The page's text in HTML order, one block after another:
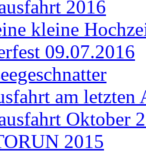
2016
kleine
09.07.2016
am letzten
Oktober
2015